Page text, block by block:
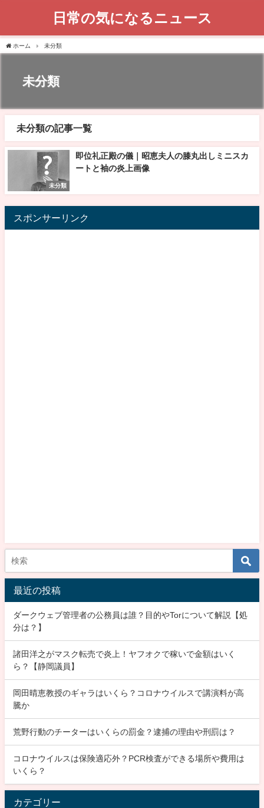
日常の気になるニュース
ホーム 未分類
未分類
未分類の記事一覧
未分類
即位礼正殿の儀｜昭恵夫人の膝丸出しミニスカ
ートと袖の炎上画像
スポンサーリンク
最近の投稿
ダークウェブ管理者の公務員は誰？目的やTorについて解説【処
分は？】
諸田洋之がマスク転売で炎上！ヤフオクで稼いで金額はいく
ら？【静岡議員】
岡田晴恵教授のギャラはいくら？コロナウイルスで講演料が高
騰か
荒野行動のチーターはいくらの罰金？逮捕の理由や刑罰は？
コロナウイルスは保険適応外？PCR検査ができる場所や費用は
いくら？
カテゴリー